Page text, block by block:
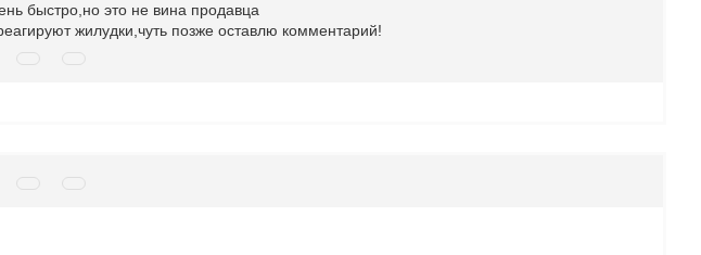
быстро,но это не вина продавца
жилудки,чуть позже оставлю комментарий!